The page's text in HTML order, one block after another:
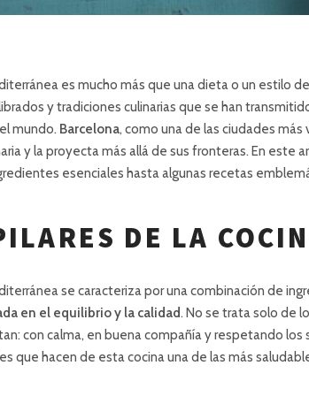
es mucho más que una dieta o un estilo
y tradiciones culinarias que se han
mundo. Barcelona, como una de las ciudades
y la proyecta más allá de sus fronteras. En este
esenciales hasta algunas recetas
DE LA
se caracteriza por una combinación de
en el equilibrio y la calidad. No se trata solo de
con calma, en buena compañía y respetando
que hacen de esta cocina una de las más